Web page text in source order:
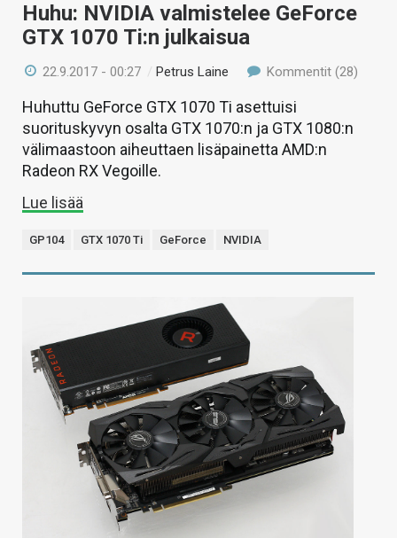
Huhu: NVIDIA valmistelee GeForce
GTX 1070 Ti:n julkaisua
22.9.2017 - 00:27 / Petrus Laine Kommentit (28)
Huhuttu GeForce GTX 1070 Ti asettuisi
suorituskyvyn osalta GTX 1070:n ja GTX 1080:n
välimaastoon aiheuttaen lisäpainetta AMD:n
Radeon RX Vegoille.
Lue lisää
GP104 GTX 1070 Ti GeForce NVIDIA